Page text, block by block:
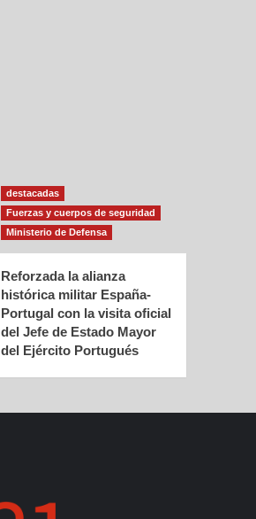
destacadas
Fuerzas y cuerpos de seguridad
Ministerio de Defensa
Reforzada la alianza
histórica militar España-
Portugal con la visita oficial
del Jefe de Estado Mayor
del Ejército Portugués